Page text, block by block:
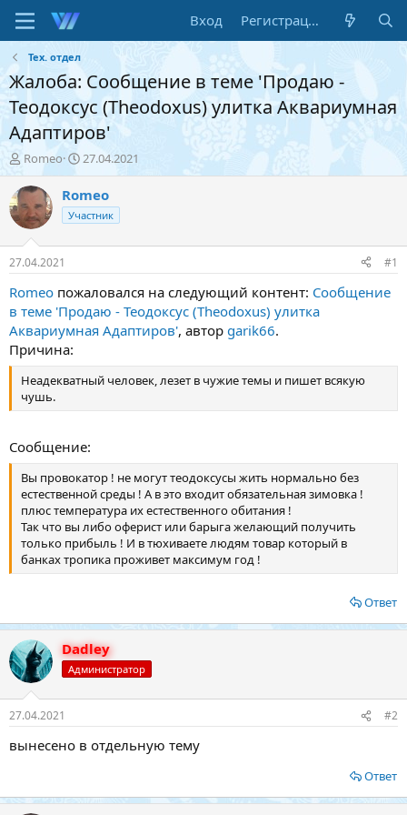
Вход Регистрация
Тех. отдел
Жалоба: Сообщение в теме 'Продаю -
Теодоксус (Theodoxus) улитка Аквариумная
Адаптиров'
А
в
т
о
р
т
е
м
ы
Romeo
Д
а
т
а
н
а
л
27.04.2021
Romeo
Участник
27.04.2021 #1
Romeo пожаловался на следующий контент: Сообщение
в теме 'Продаю - Теодоксус (Theodoxus) улитка
Аквариумная Адаптиров', автор garik66.
Причина:
Неадекватный человек, лезет в чужие темы и пишет всякую
чушь.
Сообщение:
Вы провокатор ! не могут теодоксусы жить нормально без
естественной среды ! А в это входит обязательная зимовка !
плюс температура их естественного обитания !
Так что вы либо оферист или барыга желающий получить
только прибыль ! И в тюхиваете людям товар который в
банках тропика проживет максимум год !
Ответ
Dadley
Администратор
27.04.2021 #2
вынесено в отдельную тему
Ответ